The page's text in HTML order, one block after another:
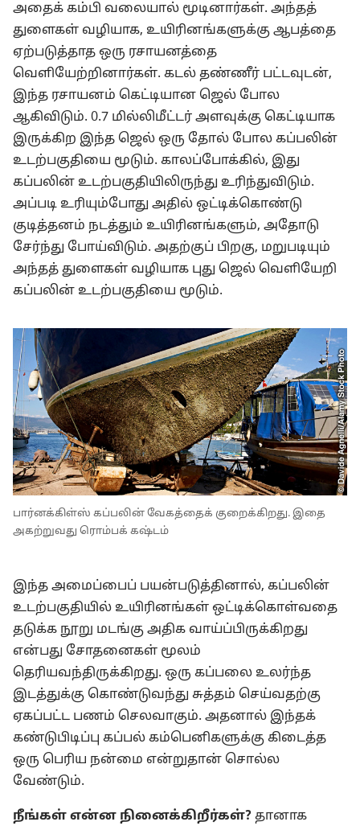
அதைக் கம்பி வலையால் மூடினார்கள். அந்தத்
துளைகள் வழியாக, உயிரினங்களுக்கு ஆபத்தை
ஏற்படுத்தாத ஒரு ரசாயனத்தை
வெளியேற்றினார்கள். கடல் தண்ணீர் பட்டவுடன்,
இந்த ரசாயனம் கெட்டியான ஜெல் போல
ஆகிவிடும். 0.7 மில்லிமீட்டர் அளவுக்கு கெட்டியாக
இருக்கிற இந்த ஜெல் ஒரு தோல் போல கப்பலின்
உடற்பகுதியை மூடும். காலப்போக்கில், இது
கப்பலின் உடற்பகுதியிலிருந்து உரிந்துவிடும்.
அப்படி உரியும்போது அதில் ஒட்டிக்கொண்டு
குடித்தனம் நடத்தும் உயிரினங்களும், அதோடு
சேர்ந்து போய்விடும். அதற்குப் பிறகு, மறுபடியும்
அந்தத் துளைகள் வழியாக புது ஜெல் வெளியேறி
கப்பலின் உடற்பகுதியை மூடும்.
பார்னக்கிள்ஸ் கப்பலின் வேகத்தைக் குறைக்கிறது. இதை
அகற்றுவது ரொம்பக் கஷ்டம்
இந்த அமைப்பைப் பயன்படுத்தினால், கப்பலின்
உடற்பகுதியில் உயிரினங்கள் ஒட்டிக்கொள்வதை
தடுக்க நூறு மடங்கு அதிக வாய்ப்பிருக்கிறது
என்பது சோதனைகள் மூலம்
தெரியவந்திருக்கிறது. ஒரு கப்பலை உலர்ந்த
இடத்துக்கு கொண்டுவந்து சுத்தம் செய்வதற்கு
ஏகப்பட்ட பணம் செலவாகும். அதனால் இந்தக்
கண்டுபிடிப்பு கப்பல் கம்பெனிகளுக்கு கிடைத்த
ஒரு பெரிய நன்மை என்றுதான் சொல்ல
வேண்டும்.
நீங்கள் என்ன நினைக்கிறீர்கள்? தானாக